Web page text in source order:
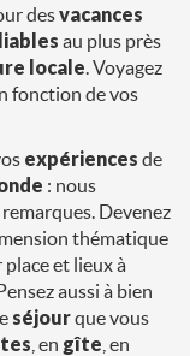
desvacances
au plus près
locale . Voyagez
fonction de vos
expériences de
: nous
Devenez
thématique
et lieux à
aussi à bien
séjourque vous
, en gîte , en